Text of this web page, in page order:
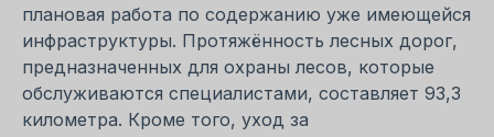
плановая работа по содержанию уже имеющейся
инфраструктуры. Протяжённость лесных дорог,
предназначенных для охраны лесов, которые
обслуживаются специалистами, составляет 93,3
километра. Кроме того, уход за